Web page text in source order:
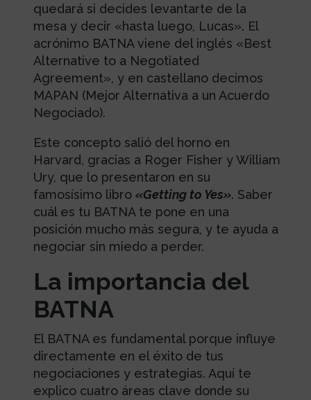
quedará si decides levantarte de la
mesa y decir «hasta luego, Lucas». El
acrónimo BATNA viene del inglés «Best
Alternative to a Negotiated
Agreement», y en castellano decimos
MAPAN (Mejor Alternativa a un Acuerdo
Negociado).
Este concepto salió del horno en
Harvard, gracias a Roger Fisher y William
Ury, que lo presentaron en su
famosísimo libro «Getting to Yes». Saber
cuál es tu BATNA te pone en una
posición mucho más segura, y te ayuda a
negociar sin miedo a perder.
La importancia del
BATNA
El BATNA es fundamental porque influye
directamente en el éxito de tus
negociaciones y estrategias. Aquí te
explico cuatro áreas clave donde su